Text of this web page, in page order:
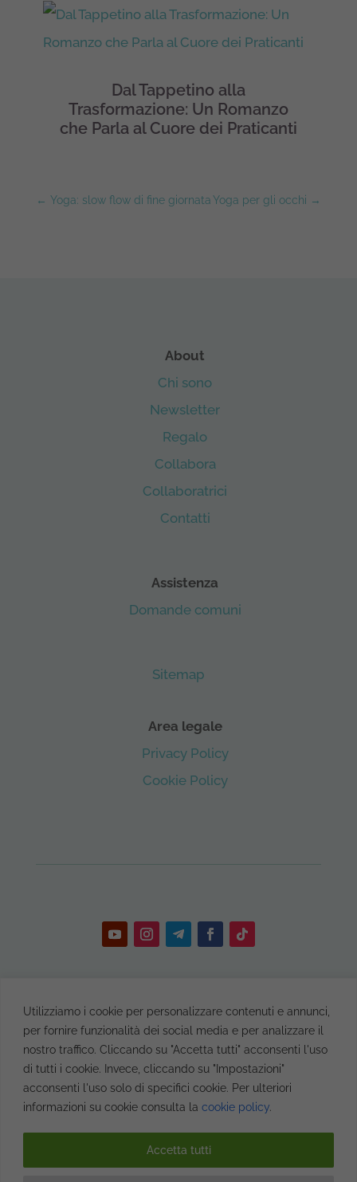
Utilizziamo i cookie per personalizzare contenuti e annunci,
per fornire funzionalità dei social media e per analizzare il
nostro traffico. Cliccando su "Accetta tutti" acconsenti l'uso
di tutti i cookie. Invece, cliccando su "Impostazioni"
acconsenti l'uso solo di specifici cookie. Per ulteriori
informazioni su cookie consulta la cookie policy
Accetta tutti
Dal Tappetino alla
Trasformazione: Un Romanzo
che Parla al Cuore dei Praticanti
← Yoga: slow flow di fine giornataYoga per gli occhi →
About
Chi sono
Newsletter
Regalo
Collabora
Collaboratrici
Contatti
Assistenza
Domande comuni
Sitemap
Area legale
Privacy Policy
Cookie Policy
C.F.PSCNDR87P08H501BViale XXV Aprile n° 16,
Caprarola (VT)
Copyright 2023 AtuttoYoga. Tutti i diritti riservati.